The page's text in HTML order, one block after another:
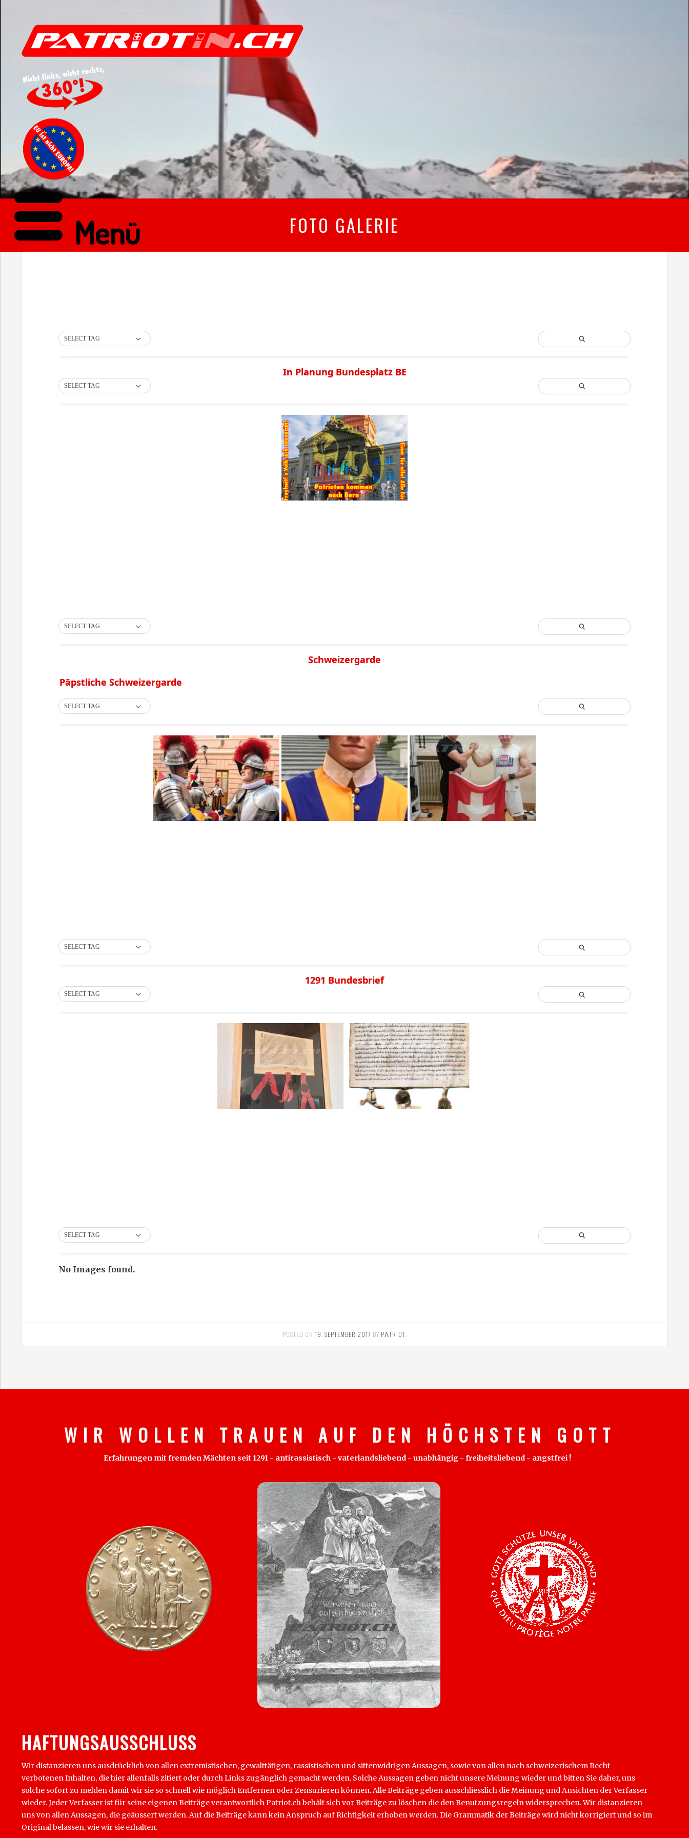
FOTO GALERIE
SELECT TAG
In Planung Bundesplatz BE
SELECT TAG
SELECT TAG
Schweizergarde
Päpstliche Schweizergarde
SELECT TAG
SELECT TAG
1291 Bundesbrief
SELECT TAG
SELECT TAG
No Images found.
POSTED ON 19. SEPTEMBER 2017 BY PΛTRIOT
W I R W O L L E N T R A U E N A U F D E N H Ö C H S T E N G O T T
Erfahrungen mit fremden Mächten seit 1291 - antirassistisch - vaterlandsliebend - unabhängig - freiheitsliebend - angstfrei !
HAFTUNGSAUSSCHLUSS
Wir distanzieren uns ausdrücklich von allen extremistischen, gewalttätigen, rassistischen und sittenwidrigen Aussagen, sowie von allen nach schweizerischem Recht
verbotenen Inhalten, die hier allenfalls zitiert oder durch Links zugänglich gemacht werden. Solche Aussagen geben nicht unsere Meinung wieder und bitten Sie daher, uns
solche sofort zu melden damit wir sie so schnell wie möglich Entfernen oder Zensurieren können. Alle Beiträge geben ausschliesslich die Meinung und Ansichten der Verfasser
wieder. Jeder Verfasser ist für seine eigenen Beiträge verantwortlich Patriot.ch behält sich vor Beiträge zu löschen die den Benutzungsregeln widersprechen. Wir distanzieren
uns von allen Aussagen, die geäussert werden. Auf die Beiträge kann kein Anspruch auf Richtigkeit erhoben werden. Die Grammatik der Beiträge wird nicht korrigiert und so im
Original belassen, wie wir sie erhalten.
Menü